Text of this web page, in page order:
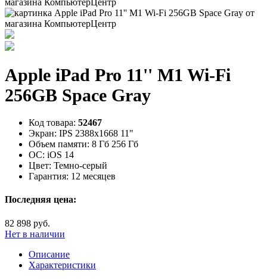
Apple iPad Pro 11'' M1 Wi-Fi
256GB Space Gray
Код товара: 52467
Экран: IPS 2388x1668 11"
Объем памяти: 8 Гб 256 Гб
ОС: iOS 14
Цвет: Темно-серый
Гарантия: 12 месяцев
Последняя цена:
82 898 руб.
Нет в наличии
Описание
Характеристики